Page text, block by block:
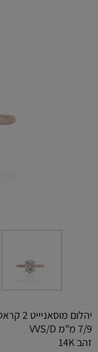
יהלום מוסאניייט 2 קראט
7/9 מ"מ VVS/D
זהב 14K